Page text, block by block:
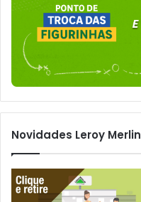
Novidades Leroy Merlin